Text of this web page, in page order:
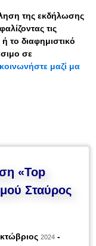
της εκδήλωσης
τις
ή το διαφημιστικό
σε
μαζί μα
«Top
Σταύρος
2024 -